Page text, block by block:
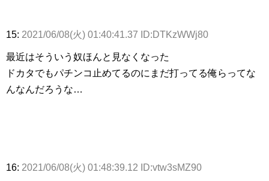
15: 2021/06/08(火) 01:40:41.37 ID:DTKzWWj80
最近はそういう奴ほんと見なくなった
ドカタでもパチンコ止めてるのにまだ打ってる俺らってな
んなんだろうな…
16: 2021/06/08(火) 01:48:39.12 ID:vtw3sMZ90